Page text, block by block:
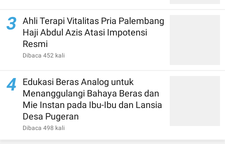
3 Ahli Terapi Vitalitas Pria Palembang
Haji Abdul Azis Atasi Impotensi
Resmi
Dibaca 452 kali
4
Edukasi Beras Analog untuk
Menanggulangi Bahaya Beras dan
Mie Instan pada Ibu-Ibu dan Lansia
Desa Pugeran
Dibaca 498 kali